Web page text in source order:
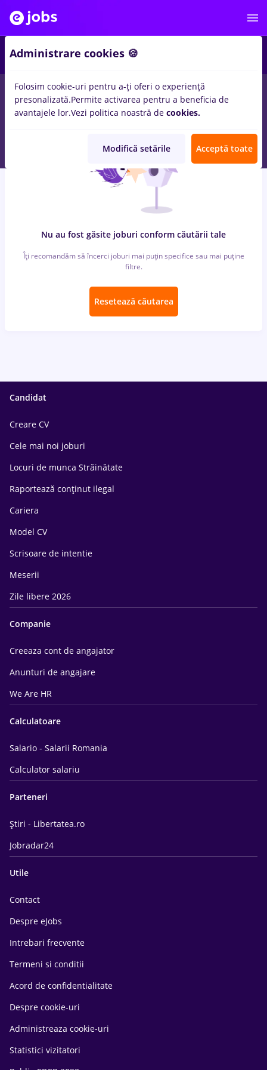
locuri de muncafermainCluj-NapocainBanci, Medicina /
Sanatate
Nu au fost găsite joburi conform căutării tale
Îți recomandăm să încerci joburi mai puțin specifice sau mai puține
filtre.
Resetează căutarea
Candidat
Creare CV
Cele mai noi joburi
Locuri de munca Străinătate
Raportează conținut ilegal
Cariera
Model CV
Scrisoare de intentie
Meserii
Zile libere 2026
Companie
Creeaza cont de angajator
Anunturi de angajare
We Are HR
Calculatoare
Salario - Salarii Romania
Calculator salariu
Parteneri
Știri - Libertatea.ro
Jobradar24
Utile
Contact
Despre eJobs
Intrebari frecvente
Termeni si conditii
Acord de confidentialitate
Despre cookie-uri
Administreaza cookie-uri
Statistici vizitatori
Administrare cookies 🍪
Folosim cookie-uri pentru a-ți oferi o experiență
presonalizată.Permite activarea pentru a beneficia de
avantajele lor.Vezi politica noastră de cookies.
Modifică setările Acceptă toate